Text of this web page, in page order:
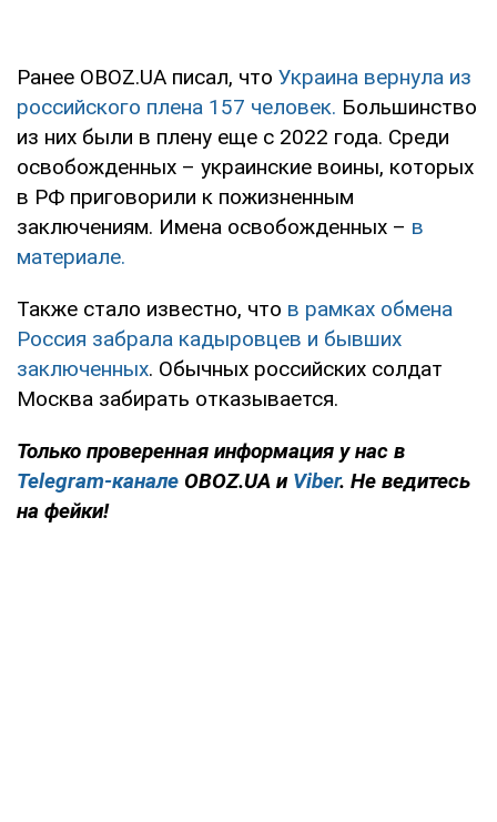
Ранее OBOZ.UA писал, что Украина вернула из
российского плена 157 человек. Большинство
из них были в плену еще с 2022 года. Среди
освобожденных – украинские воины, которых
в РФ приговорили к пожизненным
заключениям. Имена освобожденных – в
материале.
Также стало известно, что в рамках обмена
Россия забрала кадыровцев и бывших
заключенных. Обычных российских солдат
Москва забирать отказывается.
Только проверенная информация у нас в
Telegram-канале OBOZ.UA и Viber. Не ведитесь
на фейки!